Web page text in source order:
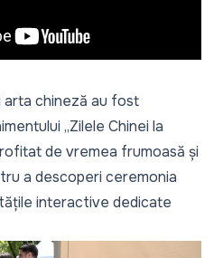
arta chineză au fost
„Zilele Chinei la
de vremea frumoasă și
a descoperi ceremonia
interactive dedicate